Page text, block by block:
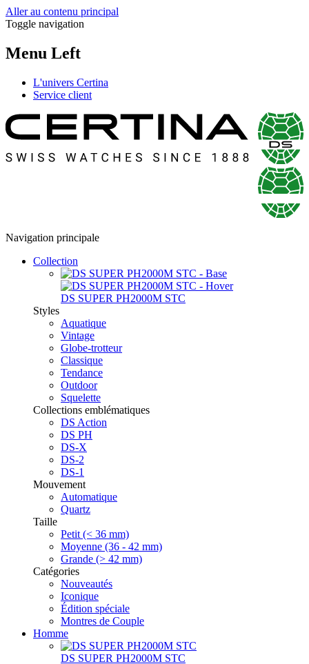
Aller au contenu principal
Toggle navigation
Menu Left
L'univers Certina
Service client
Navigation principale
Collection
DS SUPER PH2000M STC
Styles
Aquatique
Vintage
Globe-trotteur
Classique
Tendance
Outdoor
Squelette
Collections emblématiques
DS Action
DS PH
DS-X
DS-2
DS-1
Mouvement
Automatique
Quartz
Taille
Petit (< 36 mm)
Moyenne (36 - 42 mm)
Grande (> 42 mm)
Catégories
Nouveautés
Iconique
Édition spéciale
Montres de Couple
Homme
DS SUPER PH2000M STC